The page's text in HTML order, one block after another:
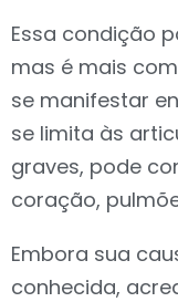
Essa condição
mas é mais
se manifestar
se limita às
graves, pode
coração,
Embora sua
conhecida,